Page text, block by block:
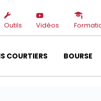
Outils Vidéos
COURTIERS BOURSE